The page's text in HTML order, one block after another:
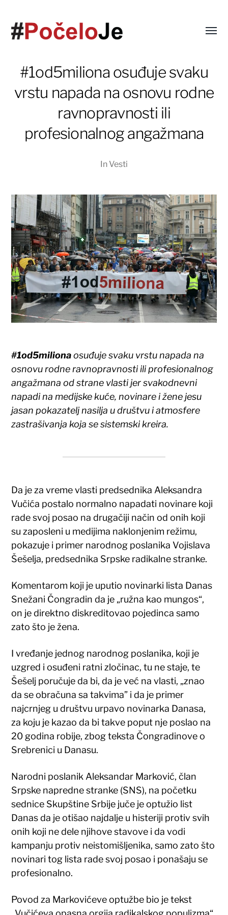
#1od5miliona osuđuje svaku
vrstu napada na osnovu rodne
ravnopravnosti ili
profesionalnog angažmana
In Vesti
#1od5milionaosuđuje svaku vrstu napada na
osnovu rodne ravnopravnosti ili profesionalnog
angažmana od strane vlasti jer svakodnevni
napadi na medijske kuće, novinare i žene jesu
jasan pokazatelj nasilja u društvu i atmosfere
zastrašivanja koja se sistemski kreira.
Da je za vreme vlasti predsednika Aleksandra
Vučića postalo normalno napadati novinare koji
rade svoj posao na drugačiji način od onih koji
su zaposleni u medijima naklonjenim režimu,
pokazuje i primer narodnog poslanika Vojislava
Šešelja, predsednika Srpske radikalne stranke.
Komentarom koji je uputio novinarki lista Danas
Snežani Čongradin da je „ružna kao mungos“,
on je direktno diskreditovao pojedinca samo
zato što je žena.
I vređanje jednog narodnog poslanika, koji je
uzgred i osuđeni ratni zločinac, tu ne staje, te
Šešelj poručuje da bi, da je već na vlasti, „znao
da se obračuna sa takvima” i da je primer
najcrnjeg u društvu urpavo novinarka Danasa,
za koju je kazao da bi takve poput nje poslao na
20 godina robije, zbog teksta Čongradinove o
Srebrenici u Danasu.
Narodni poslanik Aleksandar Marković, član
Srpske napredne stranke (SNS), na početku
sednice Skupštine Srbije juče je optužio list
Danas da je otišao najdalje u histeriji protiv svih
onih koji ne dele njihove stavove i da vodi
kampanju protiv neistomišljenika, samo zato što
novinari tog lista rade svoj posao i ponašaju se
profesionalno.
Povod za Markovićeve optužbe bio je tekst